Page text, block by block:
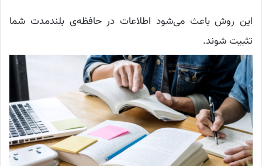
این روش باعث می‌شود اطلاعات در حافظه‌ی بلندمدت شما
تثبیت شوند.